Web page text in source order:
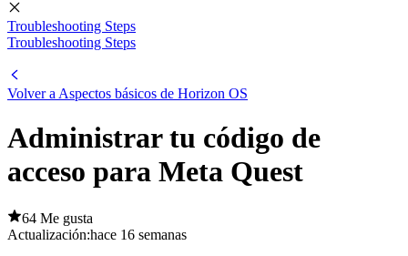
Troubleshooting Steps
Troubleshooting Steps
Volver a Aspectos básicos de Horizon OS
Administrar tu código de
acceso para Meta Quest
64 Me gusta
Actualización:hace 16 semanas